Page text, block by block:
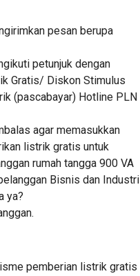
pesan berupa
petunjuk dengan
Gratis/ Diskon Stimulus
(pascabayar) Hotline PLN
agar memasukkan
listrik gratis untuk
rumah tangga 900 VA
Bisnis dan Industri
ya?
pemberian listrik gratis